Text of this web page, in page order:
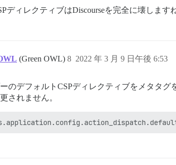
ディレクティブはDiscourseを完全に壊します
(Green OWL) 2022 年 3 月 9 日午後 6:53
8
のデフォルトCSPディレクティブをメタタグ
されません。